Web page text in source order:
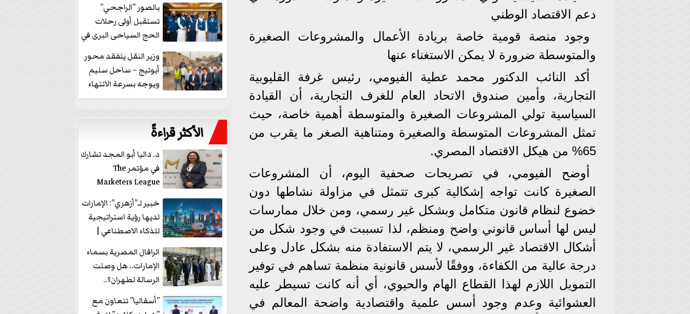
دعم الاقتصاد الوطني
وجود منصة قومية خاصة بريادة الأعمال والمشروعات الصغيرة
والمتوسطة ضرورة لا يمكن الاستغناء عنها
أكد النائب الدكتور محمد عطية الفيومي، رئيس غرفة القليوبية
التجارية، وأمين صندوق الاتحاد العام للغرف التجارية، أن القيادة
السياسية تولي المشروعات الصغيرة والمتوسطة أهمية خاصة، حيث
تمثل المشروعات المتوسطة والصغيرة ومتناهية الصغر ما يقرب من
65% من هيكل الاقتصاد المصري.
أوضح الفيومي، في تصريحات صحفية اليوم، أن المشروعات
الصغيرة كانت تواجه إشكالية كبرى تتمثل في مزاولة نشاطها دون
خضوع لنظام قانون متكامل وبشكل غير رسمي، ومن خلال ممارسات
ليس لها أساس قانوني واضح ومنظم، لذا تسببت في وجود شكل من
أشكال الاقتصاد غير الرسمي، لا يتم الاستفادة منه بشكل عادل وعلى
درجة عالية من الكفاءة، ووفقًا لأسس قانونية منظمة تساهم في توفير
التمويل اللازم لهذا القطاع الهام والحيوي، أي أنه كانت تسيطر عليه
العشوائية وعدم وجود أسس علمية واقتصادية واضحة المعالم في
منتجات...
بالصور ”الراجحي”
تستقبل أولى رحلات
الحج السياحى البرى في
وزير النقل يتفقد محور
أبوتيج – ساحل سليم
ويوجه بسرعة الانتهاء
من...
الأكثر قراءةً
د. داليا أبو المجد تشارك
في مؤتمر The
Marketers League
وتدير جلسة...
خبير لـ”أزهري”: الإمارات
لديها رؤية استراتيجية
للذكاء الاصطناعي |
الرافال المصرية بسماء
الإمارات.. هل وصلت
الرسالة لطهران؟..
”ماعت جروب” تُجيب؟
|...
”أسفاليا” تتعاون مع